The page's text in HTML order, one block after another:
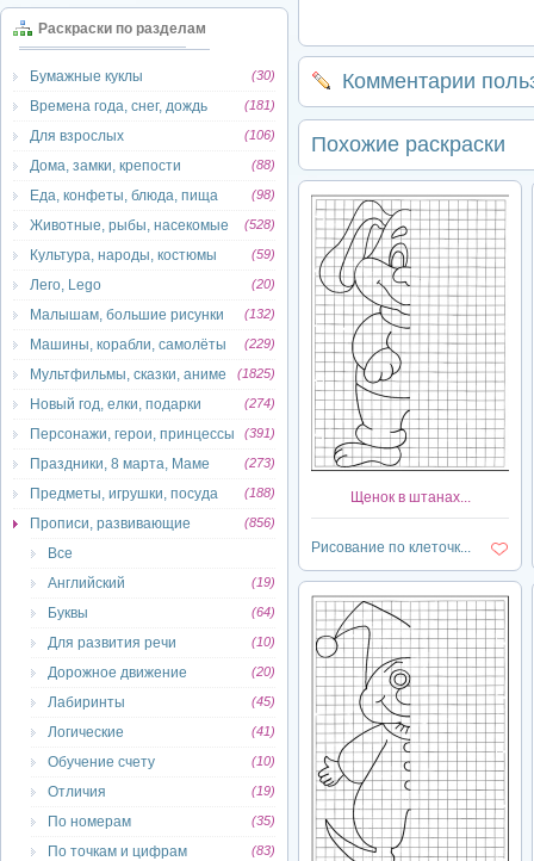
Раскраски по разделам
Бумажные куклы (30)
Времена года, снег, дождь (181)
Для взрослых (106)
Дома, замки, крепости (88)
Еда, конфеты, блюда, пища (98)
Животные, рыбы, насекомые (528)
Культура, народы, костюмы (59)
Лего, Lego (20)
Малышам, большие рисунки (132)
Машины, корабли, самолёты (229)
Мультфильмы, сказки, аниме (1825)
Новый год, елки, подарки (274)
Персонажи, герои, принцессы (391)
Праздники, 8 марта, Маме (273)
Предметы, игрушки, посуда (188)
Прописи, развивающие (856)
Все
Английский
(19)
Буквы (64)
Для развития речи (10)
Дорожное движение (20)
Лабиринты (45)
Логические (41)
Обучение счету (10)
Отличия (19)
По номерам (35)
По точкам и цифрам (83)
Комментарии
Похожие раскраски
Щенок в штанах...
Рисование по клеточк...